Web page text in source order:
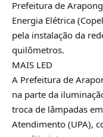
Prefeitura de
Energia Elétrica
pela instalação da
quilômetros.
MAIS LED
A Prefeitura de
na parte da
troca de lâmpadas
Atendimento (UPA),